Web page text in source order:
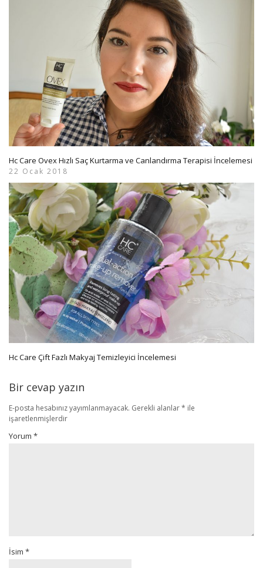
Hc Care Ovex Hızlı Saç Kurtarma ve Canlandırma Terapisi İncelemesi
22 Ocak 2018
Hc Care Çift Fazlı Makyaj Temizleyici İncelemesi
Bir cevap yazın
E-posta hesabınız yayımlanmayacak. Gerekli alanlar* ile
işaretlenmişlerdir
Yorum *
İsim *